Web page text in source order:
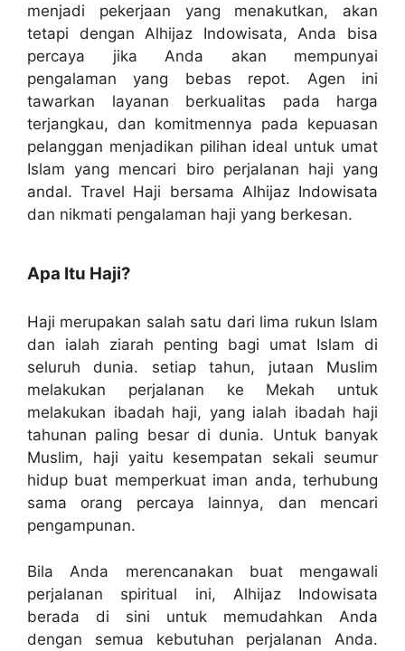
menjadi pekerjaan yang menakutkan, akan
tetapi dengan Alhijaz Indowisata, Anda bisa
percaya jika Anda akan mempunyai
pengalaman yang bebas repot. Agen ini
tawarkan layanan berkualitas pada harga
terjangkau, dan komitmennya pada kepuasan
pelanggan menjadikan pilihan ideal untuk umat
Islam yang mencari biro perjalanan haji yang
andal. Travel Haji bersama Alhijaz Indowisata
dan nikmati pengalaman haji yang berkesan.
Apa Itu Haji?
Haji merupakan salah satu dari lima rukun Islam
dan ialah ziarah penting bagi umat Islam di
seluruh dunia. setiap tahun, jutaan Muslim
melakukan perjalanan ke Mekah untuk
melakukan ibadah haji, yang ialah ibadah haji
tahunan paling besar di dunia. Untuk banyak
Muslim, haji yaitu kesempatan sekali seumur
hidup buat memperkuat iman anda, terhubung
sama orang percaya lainnya, dan mencari
pengampunan.
Bila Anda merencanakan buat mengawali
perjalanan spiritual ini, Alhijaz Indowisata
berada di sini untuk memudahkan Anda
dengan semua kebutuhan perjalanan Anda.